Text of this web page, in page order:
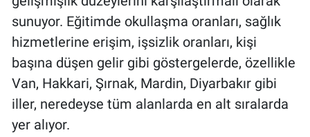
sunuyor. Eğitimde okullaşma oranları, sağlık
hizmetlerine erişim, işsizlik oranları, kişi
başına düşen gelir gibi göstergelerde, özellikle
Van, Hakkari, Şırnak, Mardin, Diyarbakır gibi
iller, neredeyse tüm alanlarda en alt sıralarda
yer alıyor.